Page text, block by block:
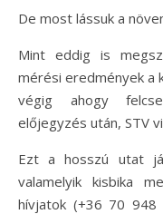
De most lássuk a
Mint eddig is
mérési eredmények a
végig ahogy
előjegyzés után, STV
Ezt a hosszú utat
valamelyik kisbika
hívjatok (+36 70 948